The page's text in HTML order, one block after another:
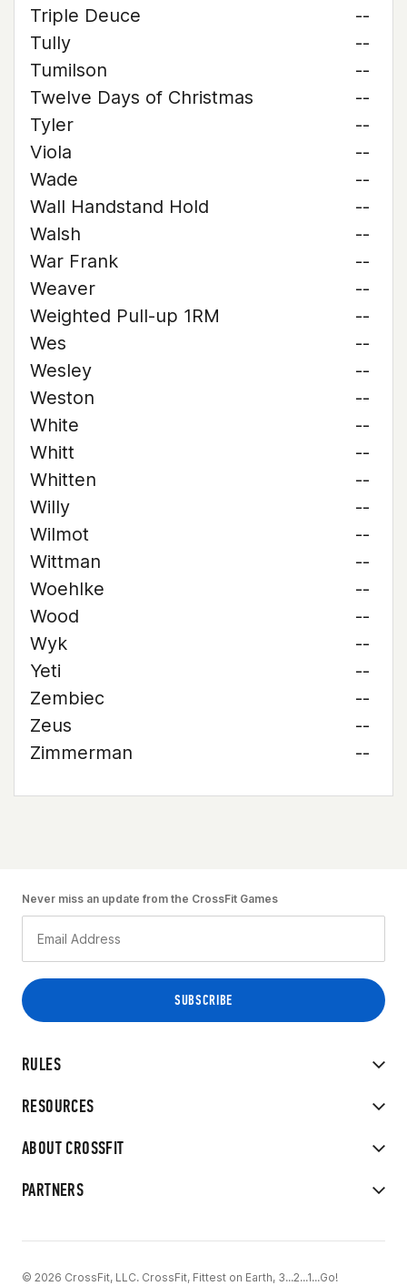
Triple Deuce
--
Tully
--
Tumilson
--
Twelve Days of Christmas
--
Tyler
--
Viola
--
Wade
--
Wall Handstand Hold
--
Walsh
--
War Frank
--
Weaver
--
Weighted Pull-up 1RM
--
Wes
--
Wesley
--
Weston
--
White
--
Whitt
--
Whitten
--
Willy
--
Wilmot
--
Wittman
--
Woehlke
--
Wood
--
Wyk
--
Yeti
--
Zembiec
--
Zeus
--
Zimmerman
--
RULES
RESOURCES
ABOUT CROSSFIT
PARTNERS
Never miss an update from the CrossFit Games
© 2026 CrossFit, LLC. CrossFit, Fittest on Earth, 3...2...1...Go!